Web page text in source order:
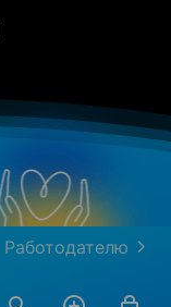
Работодателю